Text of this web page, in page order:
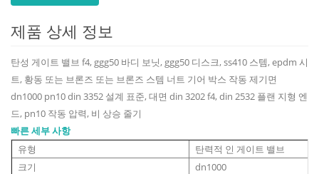
제품 상세 정보
탄성 게이트 밸브 f4, ggg50 바디 보닛, ggg50 디스크, ss410 스템, epdm 시
트, 황동 또는 브론즈 또는 브론즈 스템 너트 기어 박스 작동 제기면
dn1000 pn10 din 3352 설계 표준, 대면 din 3202 f4, din 2532 플랜 지형 엔
드, pn10 작동 압력, 비 상승 줄기
빠른 세부 사항
유형
탄력적 인 게이트 밸브
크기
dn1000